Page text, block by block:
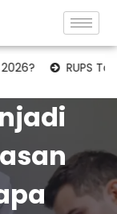
RUPS Tahunan: